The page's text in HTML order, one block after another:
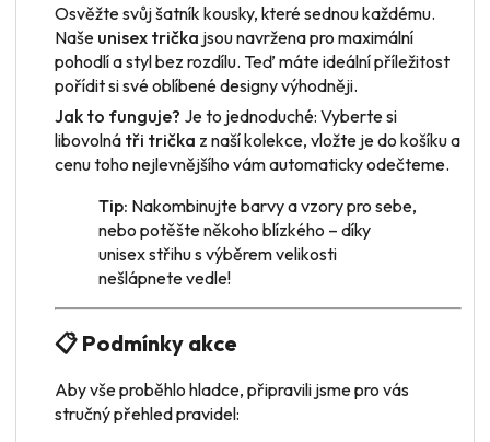
Osvěžte svůj šatník kousky, které sednou každému.
Naše unisex trička jsou navržena pro maximální
pohodlí a styl bez rozdílu. Teď máte ideální příležitost
pořídit si své oblíbené designy výhodněji.
Jak to funguje? Je to jednoduché: Vyberte si
libovolná tři trička z naší kolekce, vložte je do košíku a
cenu toho nejlevnějšího vám automaticky odečteme.
Tip: Nakombinujte barvy a vzory pro sebe,
nebo potěšte někoho blízkého – díky
unisex střihu s výběrem velikosti
nešlápnete vedle!
📋 Podmínky akce
Aby vše proběhlo hladce, připravili jsme pro vás
stručný přehled pravidel: